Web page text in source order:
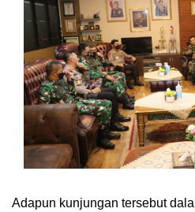
Adapun kunjungan tersebut